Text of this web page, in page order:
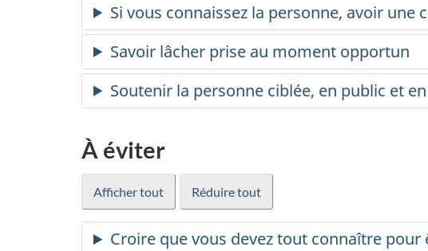
Si vous connaissez la personne, avoir une
Savoir lâcher prise au moment opportun
Soutenir la personne ciblée, en public et
À éviter
Afficher tout Réduire tout
Croire que vous devez tout connaître